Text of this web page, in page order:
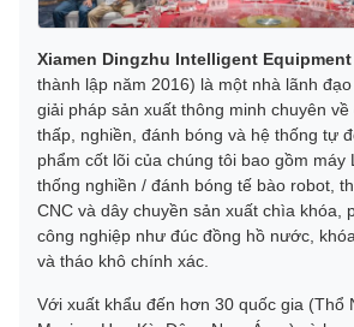
Xiamen Dingzhu Intelligent
thành lập năm 2016) là một nhà lãnh
giải pháp sản xuất thông minh chuyên
thấp, nghiền, đánh bóng và hệ thống tự
phẩm cốt lõi của chúng tôi bao gồm máy
thống nghiền / đánh bóng tế bào robot,
CNC và dây chuyền sản xuất chìa khóa,
công nghiệp như đúc đồng hồ nước,
và tháo khô chính xác.
Với xuất khẩu đến hơn 30 quốc gia (Thổ